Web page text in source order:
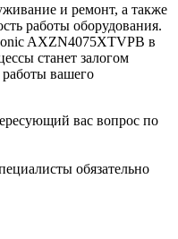
и ремонт, а также
работы оборудования.
AXZN4075XTVPB в
станет залогом
вашего
вас вопрос по
обязательно